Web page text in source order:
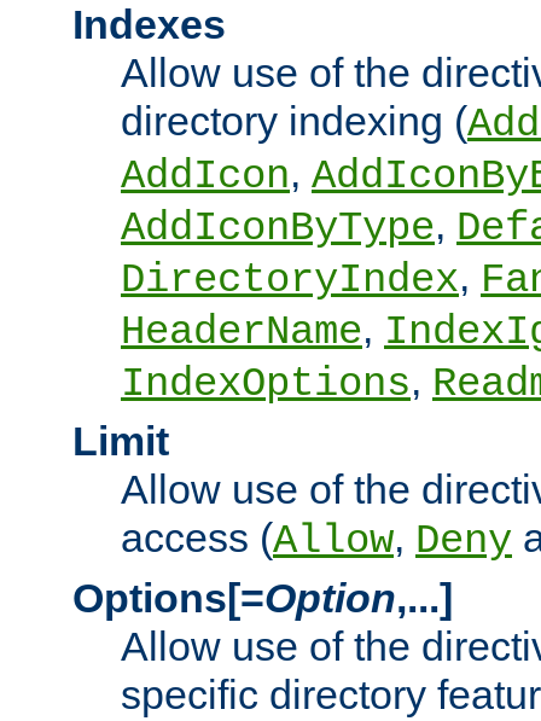
Indexes
Allow use of the
directory indexing (
AddIcon,
AddIconByType,
DirectoryIndex,
HeaderName,
IndexOptions,
Limit
Allow use of the
access (Allow, Deny
Options[=Option,...]
Allow use of the
specific directory